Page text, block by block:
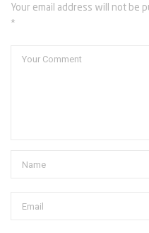
Your email address will not be
*